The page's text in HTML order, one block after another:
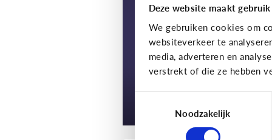
Deze website maakt
We gebruiken cookies om
websiteverkeer te
media, adverteren en
verstrekt of die ze hebben
Noodzakelijk